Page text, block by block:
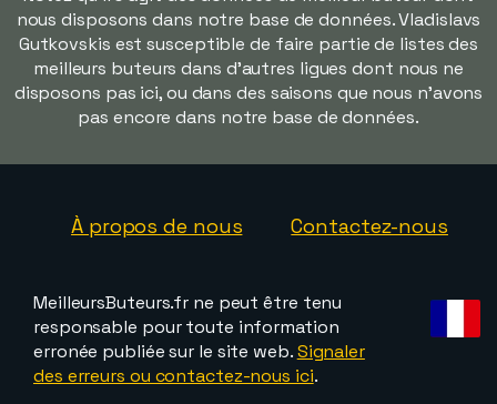
nous disposons dans notre base de données. Vladislavs
Gutkovskis est susceptible de faire partie de listes des
meilleurs buteurs dans d'autres ligues dont nous ne
disposons pas ici, ou dans des saisons que nous n'avons
pas encore dans notre base de données.
À propos de nous Contactez-nous
MeilleursButeurs.fr ne peut être tenu
responsable pour toute information
erronée publiée sur le site web.Signaler
des erreurs ou contactez-nous ici.